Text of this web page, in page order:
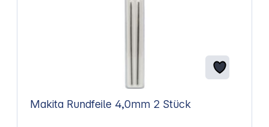
Makita Rundfeile 4,0mm 2 Stück